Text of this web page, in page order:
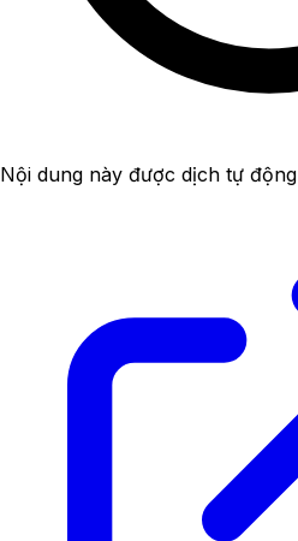
Nội dung này được dịch tự động